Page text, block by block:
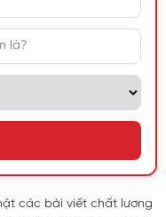
các bài viết chất lương